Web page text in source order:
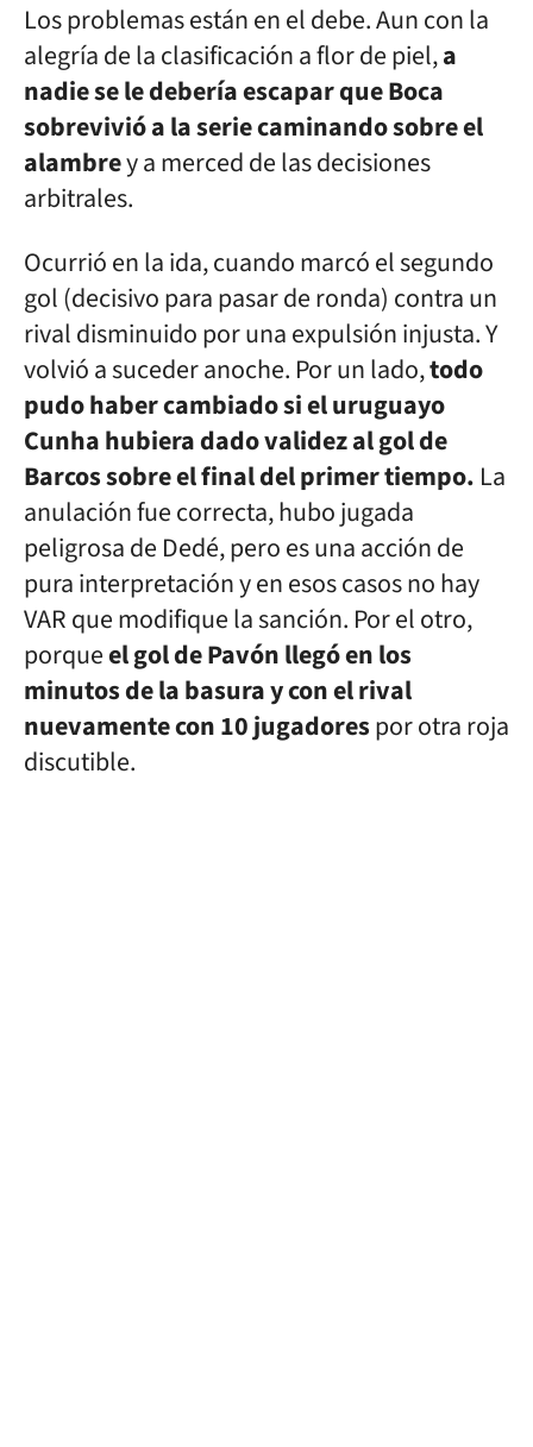
Los problemas están en el debe. Aun con la
alegría de la clasificación a flor de piel,a
nadie se le debería escapar que Boca
sobrevivió a la serie caminando sobre el
alambrey a merced de las decisiones
arbitrales.
Ocurrió en la ida, cuando marcó el segundo
gol (decisivo para pasar de ronda) contra un
rival disminuido por una expulsión injusta. Y
volvió a suceder anoche. Por un lado,todo
pudo haber cambiado si el uruguayo
Cunha hubiera dado validez al gol de
Barcos sobre el final del primer tiempo. La
anulación fue correcta, hubo jugada
peligrosa de Dedé, pero es una acción de
pura interpretación y en esos casos no hay
VAR que modifique la sanción. Por el otro,
porqueel gol de Pavón llegó en los
minutos de la basura y con el rival
nuevamente con 10 jugadorespor otra roja
discutible.